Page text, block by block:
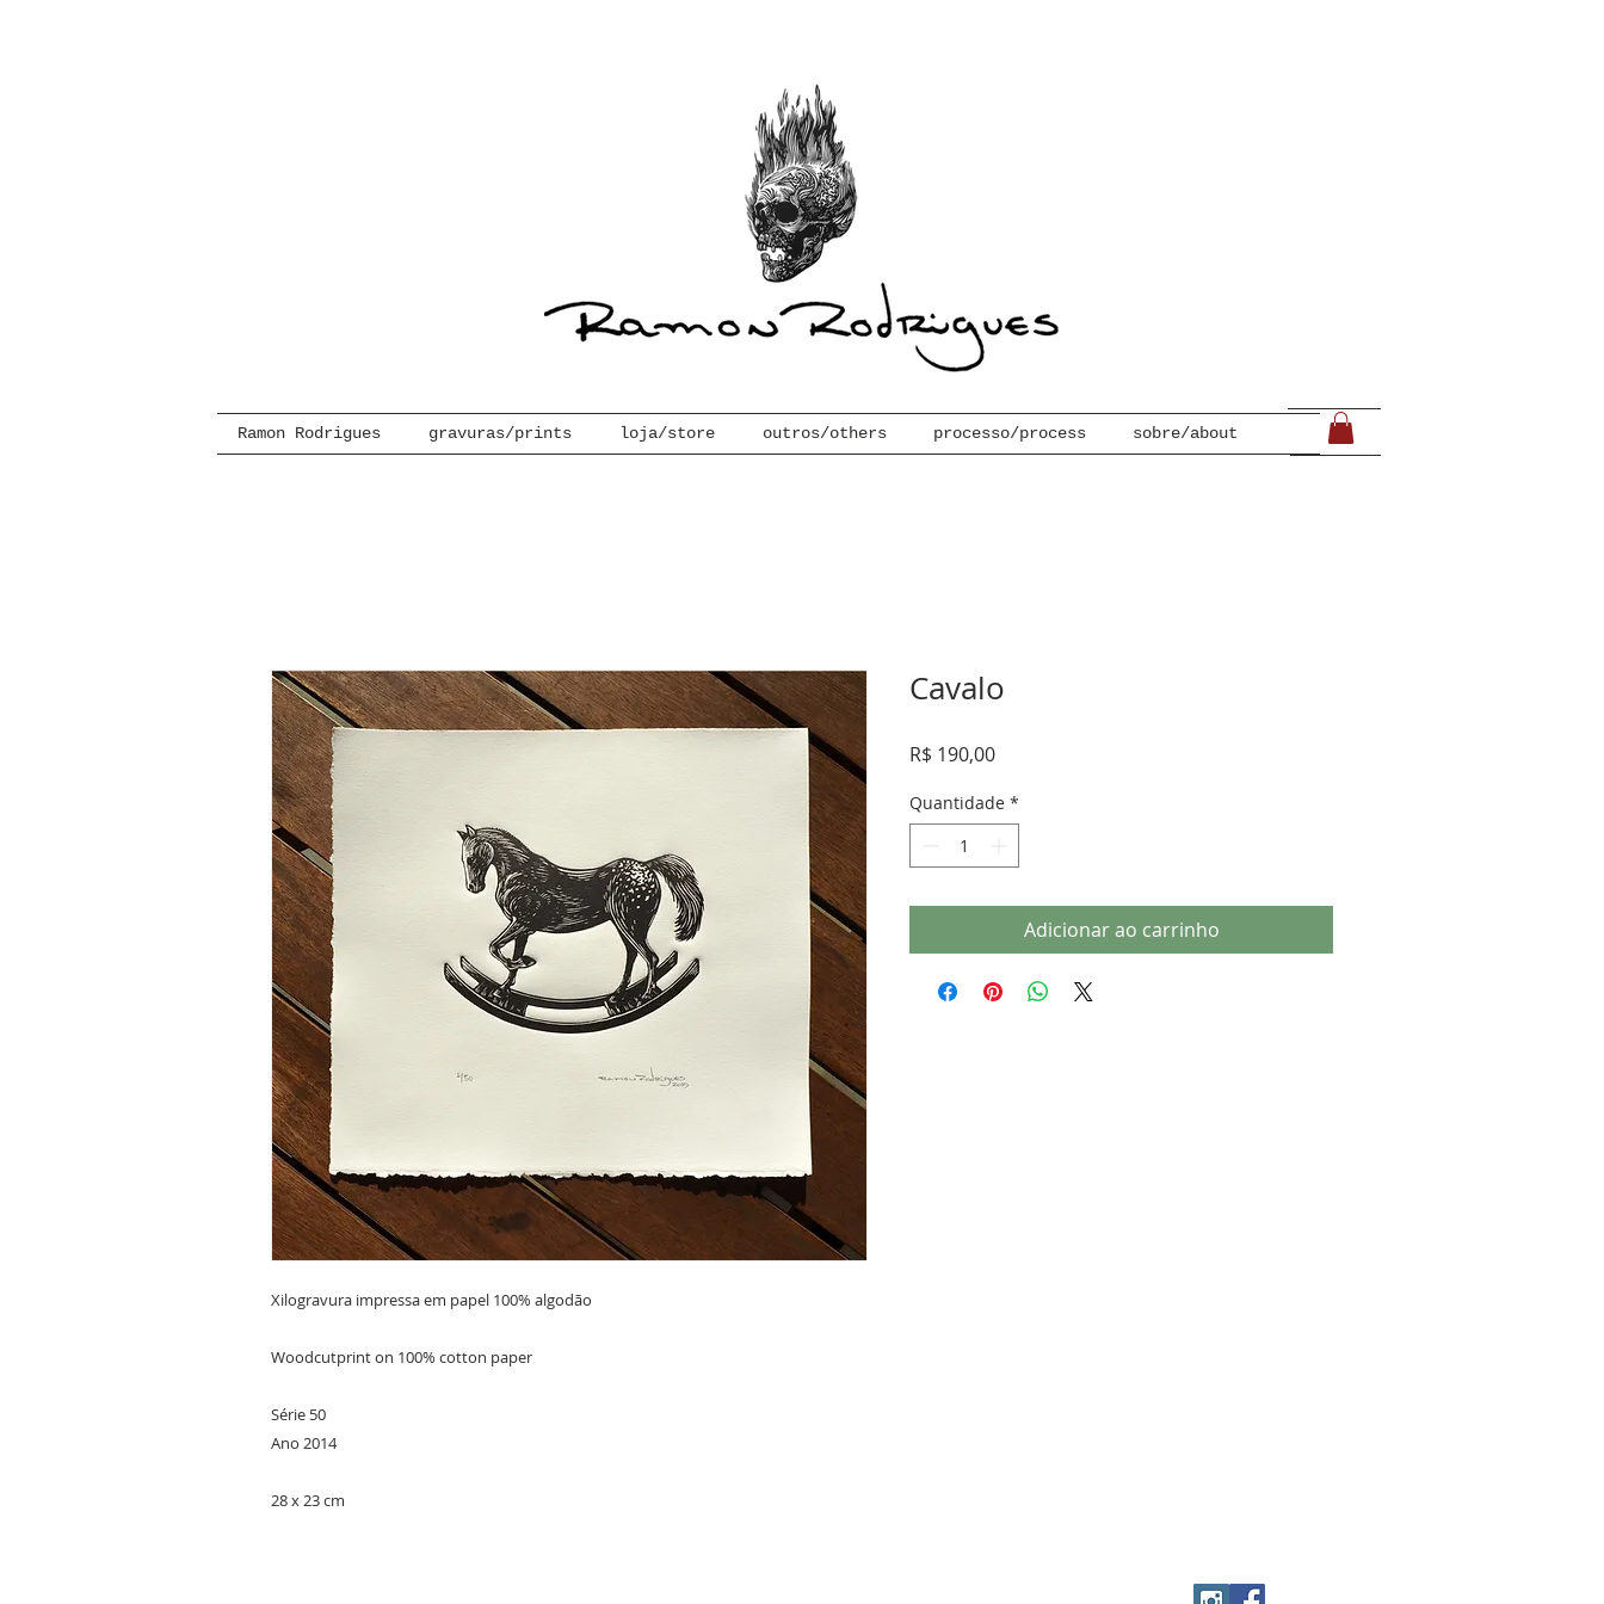
Ramon Rodrigues gravuras/prints loja/store outros/others processo/process sobre/about
Xilogravura impressa em papel 100% algodão
Woodcutprint on 100% cotton paper
Série 50
Ano 2014
28 x 23 cm
Cavalo
R$ 190,00Preço
Quantidade *
Adicionar ao carrinho